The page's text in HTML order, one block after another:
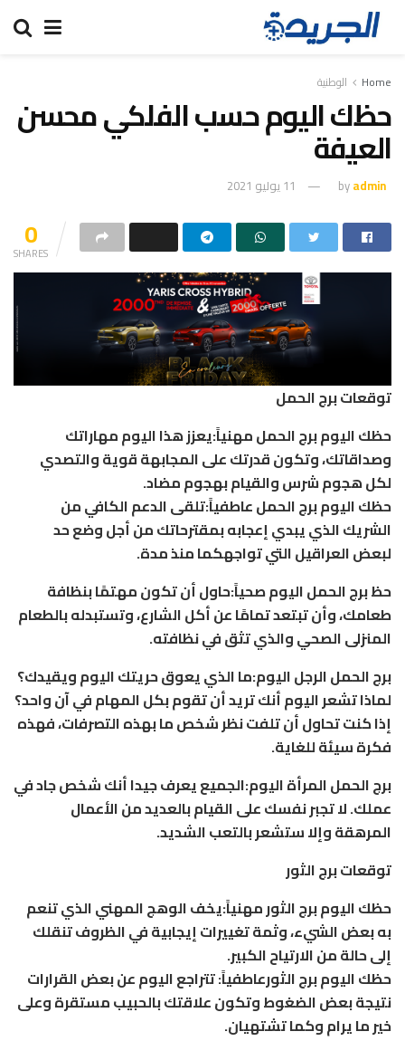
Home الوطنية
حظك اليوم حسب الفلكي محسن
العيفة
byadmin 11 يوليو 2021
0
SHARES
توقعات برج الحمل
حظك اليوم برج الحمل مهنياً:يعزز هذا اليوم مهاراتك
وصداقاتك، وتكون قدرتك على المجابهة قوية والتصدي
لكل هجوم شرس والقيام بهجوم مضاد.
حظك اليوم برج الحمل عاطفياً:تلقى الدعم الكافي من
الشريك الذي يبدي إعجابه بمقترحاتك من أجل وضع حد
لبعض العراقيل التي تواجهكما منذ مدة.
حظ برج الحمل اليوم صحياً:حاول أن تكون مهتمًا بنظافة
طعامك، وأن تبتعد تمامًا عن أكل الشارع، وتستبدله بالطعام
المنزلى الصحي والذي تثق في نظافته.
برج الحمل الرجل اليوم:ما الذي يعوق حريتك اليوم ويقيدك؟
لماذا تشعر اليوم أنك تريد أن تقوم بكل المهام في آن واحد؟
إذا كنت تحاول أن تلفت نظر شخص ما بهذه التصرفات، فهذه
فكرة سيئة للغاية.
برج الحمل المرأة اليوم:الجميع يعرف جيدا أنك شخص جاد في
عملك. لا تجبر نفسك على القيام بالعديد من الأعمال
المرهقة وإلا ستشعر بالتعب الشديد.
توقعات برج الثور
حظك اليوم برج الثور مهنياً:يخف الوهج المهني الذي تنعم
به بعض الشيء، وثمة تغييرات إيجابية في الظروف تنقلك
إلى حالة من الارتياح الكبير.
حظك اليوم برج الثورعاطفياً: تتراجع اليوم عن بعض القرارات
نتيجة بعض الضغوط وتكون علاقتك بالحبيب مستقرة وعلى
خير ما يرام وكما تشتهيان.